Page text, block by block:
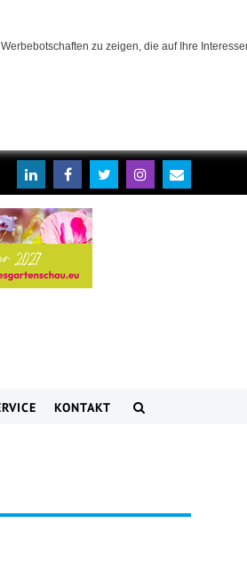
zu zeigen, die auf Ihre
KONTAKT